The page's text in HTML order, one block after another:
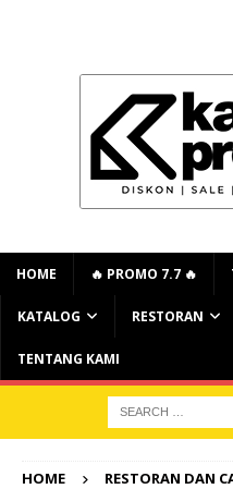
HOME 🔥 PROMO 7.7 🔥
KATALOG RESTORAN
TENTANG KAMI
HOME RESTORAN DAN